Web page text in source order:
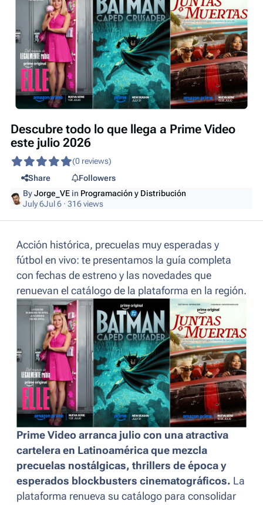
Descubre todo lo que llega a Prime Video
este julio 2026
(0 reviews)
Share
Followers
ByJorge_VE in Programación y Distribución
July 6Jul 6 · 316 views
Acción histórica, precuelas muy esperadas y
fútbol en vivo: te presentamos la guía completa
con fechas de estreno y las novedades que
renuevan el catálogo de la plataforma en la región.
Prime Video arranca julio con una atractiva
cartelera en Latinoamérica que mezcla
precuelas nostálgicas, thrillers de época y
esperados blockbusters cinematográficos. La
plataforma renueva su catálogo para consolidar